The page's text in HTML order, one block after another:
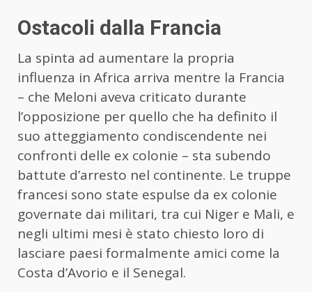
Ostacoli dalla Francia
La spinta ad aumentare la propria
influenza in Africa arriva mentre la Francia
– che Meloni aveva criticato durante
l’opposizione per quello che ha definito il
suo atteggiamento condiscendente nei
confronti delle ex colonie – sta subendo
battute d’arresto nel continente. Le truppe
francesi sono state espulse da ex colonie
governate dai militari, tra cui Niger e Mali, e
negli ultimi mesi è stato chiesto loro di
lasciare paesi formalmente amici come la
Costa d’Avorio e il Senegal.